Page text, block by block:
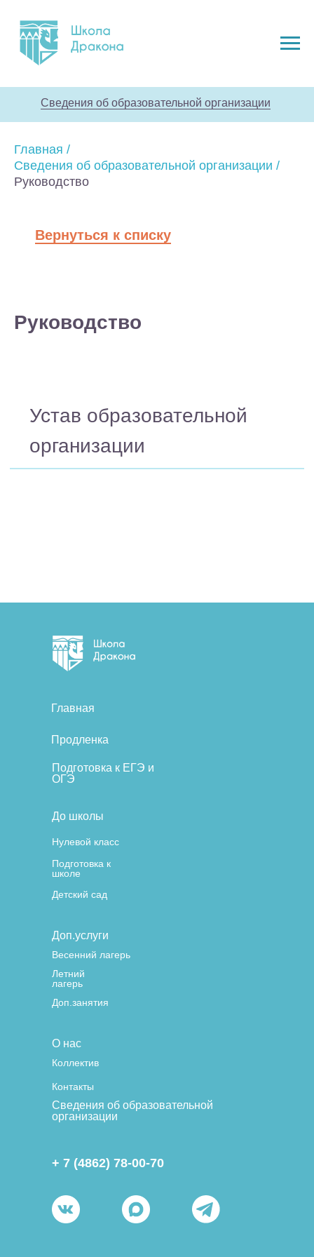
Сведения об образовательной организации
Главная /
Сведения об образовательной организации /
Руководство
Вернуться к списку
Руководство
организации
Главная
Продленка
Подготовка к ЕГЭ и
ОГЭ
До школы
Нулевой класс
Подготовка к
школе
Детский сад
Доп.услуги
Весенний лагерь
Летний
лагерь
Доп.занятия
О нас
Коллектив
Контакты
Сведения об образовательной
организации
+ 7 (4862) 78-00-70